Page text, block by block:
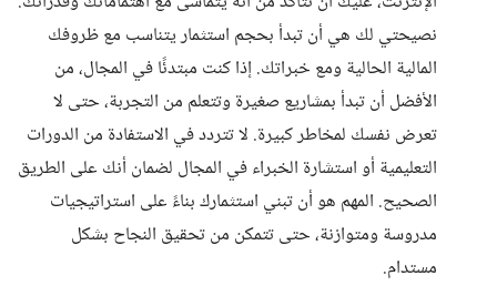
نصيحتي لك هي أن تبدأ بحجم استثمار يتناسب مع ظروفك
المالية الحالية ومع خبراتك. إذا كنت مبتدئًا في المجال، من
الأفضل أن تبدأ بمشاريع صغيرة وتتعلم من التجربة، حتى لا
تعرض نفسك لمخاطر كبيرة. لا تتردد في الاستفادة من الدورات
التعليمية أو استشارة الخبراء في المجال لضمان أنك على الطريق
الصحيح. المهم هو أن تبني استثمارك بناءً على استراتيجيات
مدروسة ومتوازنة، حتى تتمكن من تحقيق النجاح بشكل
مستدام.